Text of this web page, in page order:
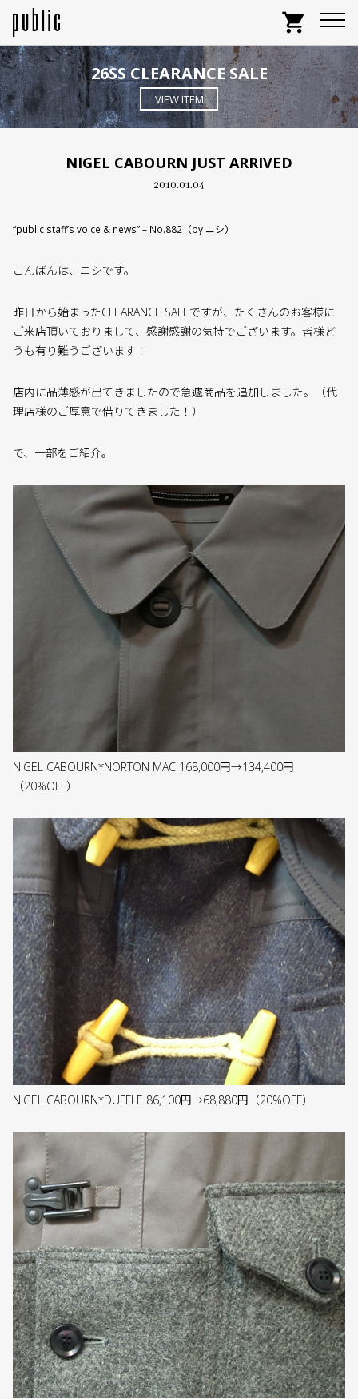
shopping_cart
26SS CLEARANCE SALE
VIEW ITEM
NIGEL CABOURN JUST ARRIVED
2010.01.04
“public staff’s voice & news” – No.882（by ニシ）
こんばんは、ニシです。
昨日から始まったCLEARANCE SALEですが、たくさんのお客様に
ご来店頂いておりまして、感謝感謝の気持でございます。皆様ど
うも有り難うございます！
店内に品薄感が出てきましたので急遽商品を追加しました。（代
理店様のご厚意で借りてきました！）
で、一部をご紹介。
NIGEL CABOURN*NORTON MAC 168,000円→134,400円
（20%OFF）
NIGEL CABOURN*DUFFLE 86,100円→68,880円（20%OFF）